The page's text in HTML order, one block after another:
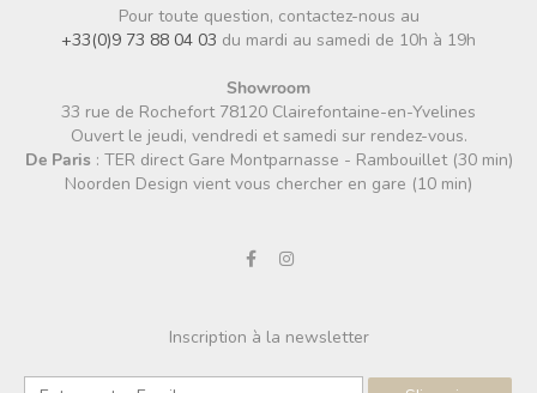
Pour toute question, contactez-nous au
+33(0)9 73 88 04 03 du mardi au samedi de 10h à 19h
Showroom
33 rue de Rochefort 78120 Clairefontaine-en-Yvelines
Ouvert le jeudi, vendredi et samedi sur rendez-vous.
De Paris : TER direct Gare Montparnasse - Rambouillet (30 min)
Noorden Design vient vous chercher en gare (10 min)
Inscription à la newsletter